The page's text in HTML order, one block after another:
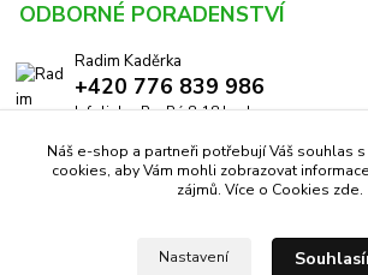
ODBORNÉ PORADENSTVÍ
Radim Kaděrka
+420 776 839 986
Infolinka: Po-Pá 8-18 hod.
info@pricniky.cz
Náš e-shop a partneři potřebují Váš souhlas
cookies, aby Vám mohli zobrazovat
zájmů. Více o Cookies zde.
Nastavení